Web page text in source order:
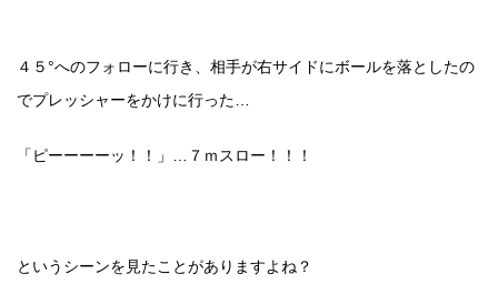
４５°へのフォローに行き、相手が右サイドにボールを落としたの
でプレッシャーをかけに行った…
「ピーーーーッ！！」…７ｍスロー！！！
というシーンを見たことがありますよね？